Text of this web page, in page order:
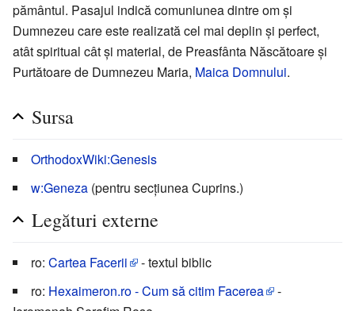
pământul. Pasajul indică comuniunea dintre om şi
Dumnezeu care este realizată cel mai deplin şi perfect,
atât spiritual cât şi material, de Preasfânta Născătoare și
Purtătoare de Dumnezeu Maria, Maica Domnului.
Sursa
OrthodoxWiki:Genesis
w:Geneza (pentru secţiunea Cuprins.)
Legături externe
ro: Cartea Facerii
- textul biblic
ro: Hexaimeron.ro - Cum să citim Facerea
-